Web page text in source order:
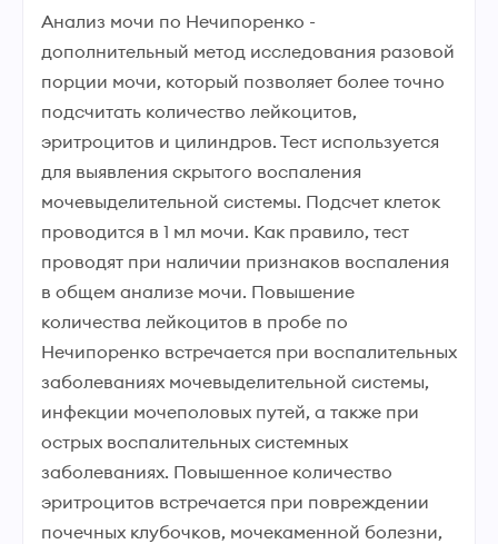
Анализ мочи по Нечипоренко -
дополнительный метод исследования разовой
порции мочи, который позволяет более точно
подсчитать количество лейкоцитов,
эритроцитов и цилиндров. Тест используется
для выявления скрытого воспаления
мочевыделительной системы. Подсчет клеток
проводится в 1 мл мочи. Как правило, тест
проводят при наличии признаков воспаления
в общем анализе мочи. Повышение
количества лейкоцитов в пробе по
Нечипоренко встречается при воспалительных
заболеваниях мочевыделительной системы,
инфекции мочеполовых путей, а также при
острых воспалительных системных
заболеваниях. Повышенное количество
эритроцитов встречается при повреждении
почечных клубочков, мочекаменной болезни,